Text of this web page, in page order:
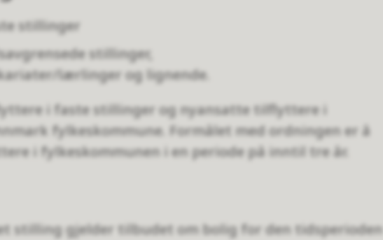
stillinger
stillinger,
lærlinger og lignende.
i faste stillinger og nyansatte tilflyttere i
fylkeskommune. Formålet med ordningen er å
i fylkeskommunen i en periode på inntil tre år.
stilling gjelder tilbudet om bolig for den tidsperioden